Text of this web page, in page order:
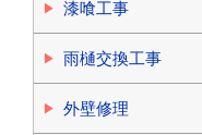
漆喰工事
雨樋交換工事
外壁修理